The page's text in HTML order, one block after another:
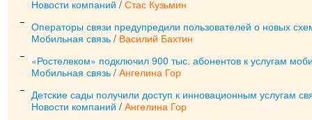
Новости компаний / Стас Кузьмин
Операторы связи предупредили пользователей о новых
Мобильная связь / Василий Бахтин
«Ростелеком» подключил 900 тыс. абонентов к услугам
Мобильная связь / Ангелина Гор
Детские сады получили доступ к инновационным услугам
Новости компаний / Ангелина Гор